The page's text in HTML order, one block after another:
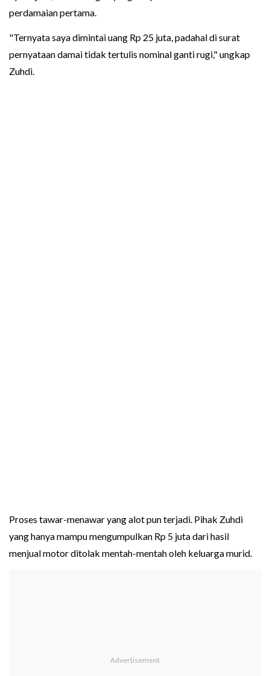
perdamaian pertama.
"Ternyata saya dimintai uang Rp 25 juta, padahal di surat
pernyataan damai tidak tertulis nominal ganti rugi," ungkap
Zuhdi.
Proses tawar-menawar yang alot pun terjadi. Pihak Zuhdi
yang hanya mampu mengumpulkan Rp 5 juta dari hasil
menjual motor ditolak mentah-mentah oleh keluarga murid.